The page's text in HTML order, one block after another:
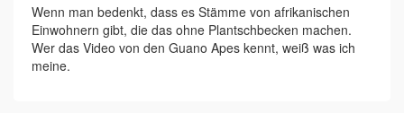
Wenn man bedenkt, dass es Stämme von afrikanischen
Einwohnern gibt, die das ohne Plantschbecken machen.
Wer das Video von den Guano Apes kennt, weiß was ich
meine.